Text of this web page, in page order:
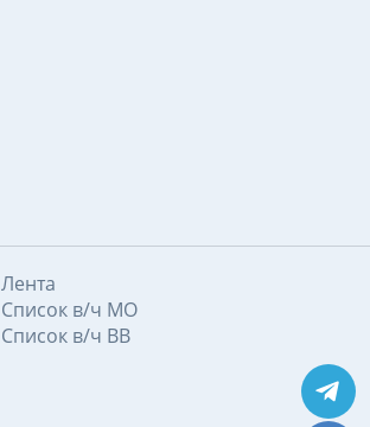
Лента
Список в/ч МО
Список в/ч ВВ